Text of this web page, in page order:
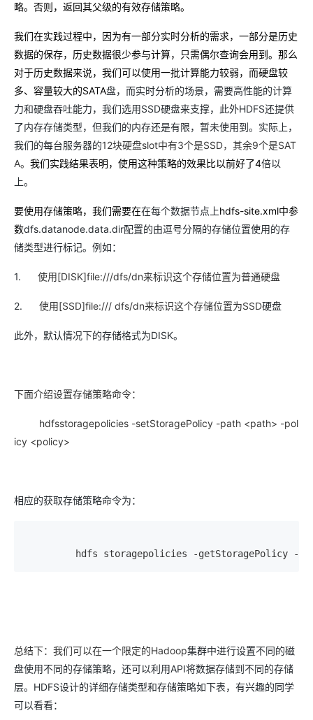
略。否则，返回其父级的有效存储策略。
我们在实践过程中，因为有一部分实时分析的需求，一部分是历史
数据的保存，历史数据很少参与计算，只需偶尔查询会用到。那么
对于历史数据来说，我们可以使用一批计算能力较弱，而硬盘较
多、容量较大的SATA盘，而实时分析的场景，需要高性能的计算
力和硬盘吞吐能力，我们选用SSD硬盘来支撑，此外HDFS还提供
了内存存储类型，但我们的内存还是有限，暂未使用到。实际上，
我们的每台服务器的12块硬盘slot中有3个是SSD，其余9个是SAT
A。 我们实践结果表明，使用这种策略的效果比以前好了4倍以
上。
要使用存储策略，我们需要在在每个数据节点上hdfs-site.xml中参
数dfs.datanode.data.dir配置的由逗号分隔的存储位置使用的存
储类型进行标记。例如：
1. 使用[DISK]file:///dfs/dn来标识这个存储位置为普通硬盘
2. 使用[SSD]file:/// dfs/dn来标识这个存储位置为SSD硬盘
此外，默认情况下的存储格式为DISK。
下面介绍设置存储策略命令：
hdfsstoragepolicies -setStoragePolicy -path <path> -pol
icy <policy>
相应的获取存储策略命令为：
hdfs storagepolicies -getStoragePolicy -
总结下：我们可以在一个限定的Hadoop集群中进行设置不同的磁
盘使用不同的存储策略，还可以利用API将数据存储到不同的存储
层。HDFS设计的详细存储类型和存储策略如下表，有兴趣的同学
可以看看：